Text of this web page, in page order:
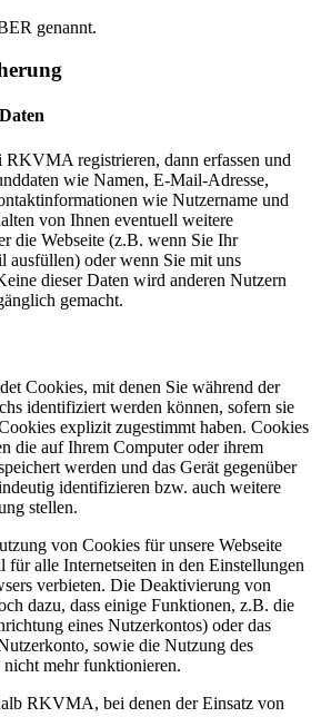
genannt.
RKVMA registrieren, dann erfassen und
wie Namen, E-Mail-Adresse,
wie Nutzername und
von Ihnen eventuell weitere
die Webseite (z.B. wenn Sie Ihr
ausfüllen) oder wenn Sie mit uns
dieser Daten wird anderen Nutzern
gemacht.
Cookies, mit denen Sie während der
identifiziert werden können, sofern sie
explizit zugestimmt haben. Cookies
die auf Ihrem Computer oder ihrem
werden und das Gerät gegenüber
identifizieren bzw. auch weitere
stellen.
von Cookies für unsere Webseite
für alle Internetseiten in den Einstellungen
verbieten. Die Deaktivierung von
dazu, dass einige Funktionen, z.B. die
eines Nutzerkontos) oder das
sowie die Nutzung des
mehr funktionieren.
RKVMA, bei denen der Einsatz von